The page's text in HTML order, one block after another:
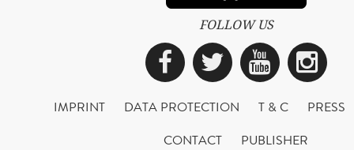
FOLLOW US
Facebook
Twitter
IMPRINT DATA PROTECTION T & C
PRESS
CONTACT
PUBLISHER